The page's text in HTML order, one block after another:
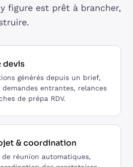
figure est prêt à brancher,
devis
générés depuis un brief,
entrantes, relances
de prépa RDV.
& coordination
réunion automatiques,